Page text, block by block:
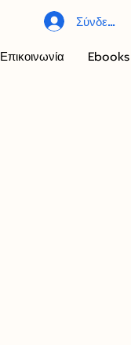
Επικοινωνία Ebooks
Σύνδεση